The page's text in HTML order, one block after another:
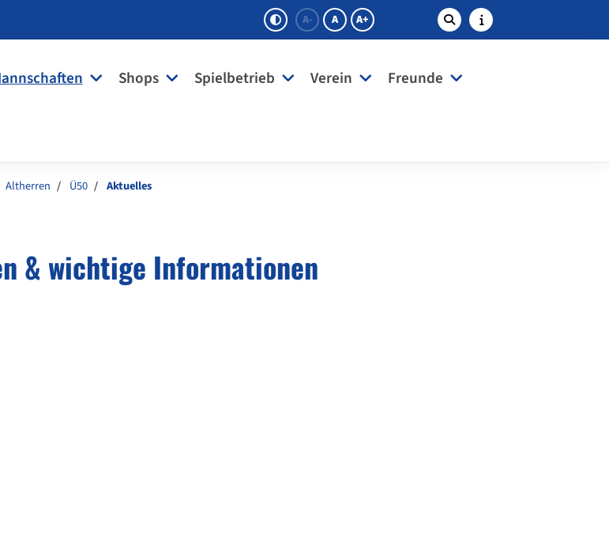
A- A A+
Shops Spielbetrieb Verein Freunde
Altherren Ü50 Aktuelles
& wichtige Informationen